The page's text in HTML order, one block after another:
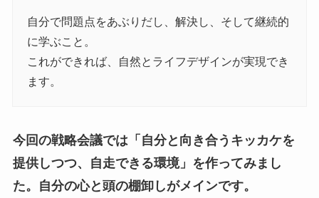
自分で問題点をあぶりだし、解決し、そして継続的
に学ぶこと。
これができれば、自然とライフデザインが実現でき
ます。
今回の戦略会議では「自分と向き合うキッカケを
提供しつつ、自走できる環境」を作ってみまし
た。自分の心と頭の棚卸しがメインです。